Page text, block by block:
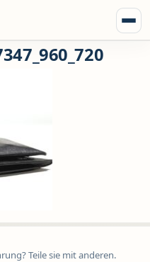
Teile sie mit anderen.